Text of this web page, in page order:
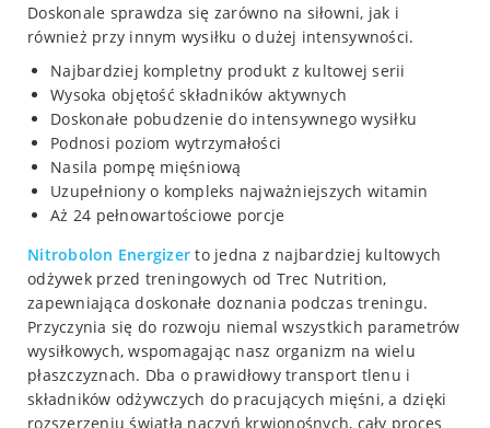
Doskonale sprawdza się zarówno na siłowni, jak i
również przy innym wysiłku o dużej intensywności.
Najbardziej kompletny produkt z kultowej serii
Wysoka objętość składników aktywnych
Doskonałe pobudzenie do intensywnego wysiłku
Podnosi poziom wytrzymałości
Nasila pompę mięśniową
Uzupełniony o kompleks najważniejszych witamin
Aż 24 pełnowartościowe porcje
Nitrobolon Energizer to jedna z najbardziej kultowych
odżywek przed treningowych od Trec Nutrition,
zapewniająca doskonałe doznania podczas treningu.
Przyczynia się do rozwoju niemal wszystkich parametrów
wysiłkowych, wspomagając nasz organizm na wielu
płaszczyznach. Dba o prawidłowy transport tlenu i
składników odżywczych do pracujących mięśni, a dzięki
rozszerzeniu światła naczyń krwionośnych, cały proces